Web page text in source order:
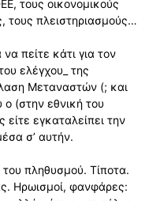
τους οικονομικούς
τους πλειστηριασμούς…
πείτε κάτι για τον
ελέγχου_ της
Μεταναστών (; και
(στην εθνική του
εγκαταλείπει την
σ’ αυτήν.
πληθυσμού. Τίποτα.
Ηρωισμοί, φανφάρες: